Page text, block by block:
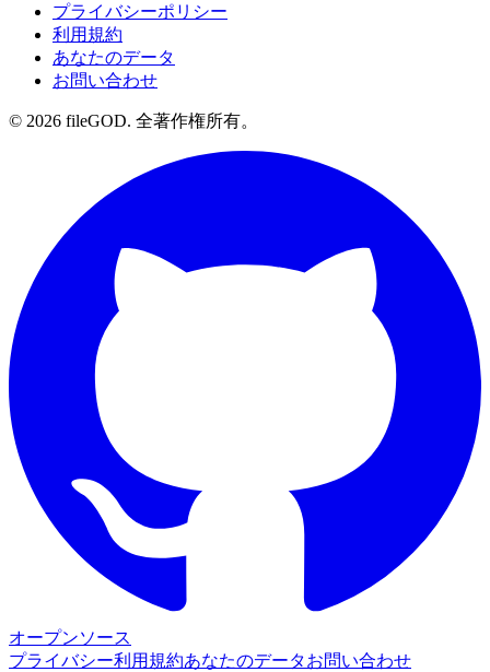
プライバシーポリシー
利用規約
あなたのデータ
お問い合わせ
© 2026 fileGOD. 全著作権所有。
オープンソース
プライバシー利用規約あなたのデータお問い合わせ